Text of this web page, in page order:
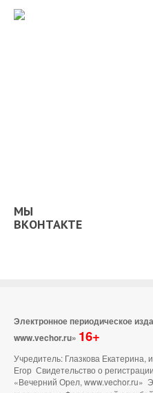
МЫ
ВКОНТАКТЕ
Электронное периодическое
www.vechor.ru» 16+
Учредитель: Глазкова Екатерина,
Егор Свидетельство о
«Вечерний Орел, www.vechor.ru»